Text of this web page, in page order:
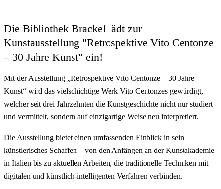
Die Bibliothek Brackel lädt zur
Kunstausstellung "Retrospektive Vito Centonze
– 30 Jahre Kunst" ein!
Mit der Ausstellung „Retrospektive Vito Centonze – 30 Jahre
Kunst“ wird das vielschichtige Werk Vito Centonzes gewürdigt,
welcher seit drei Jahrzehnten die Kunstgeschichte nicht nur studiert
und vermittelt, sondern auf einzigartige Weise neu interpretiert.
Die Ausstellung bietet einen umfassenden Einblick in sein
künstlerisches Schaffen – von den Anfängen an der Kunstakademie
in Italien bis zu aktuellen Arbeiten, die traditionelle Techniken mit
digitalen und künstlich-intelligenten Verfahren verbinden.